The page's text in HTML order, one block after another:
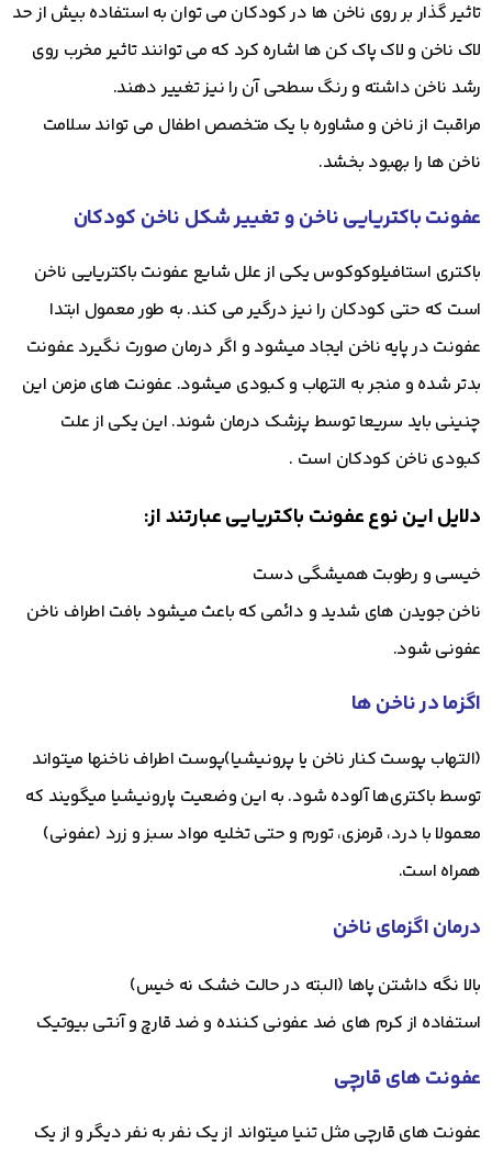
تاثیر گذار بر روی ناخن ها در کودکان می توان به استفاده بیش از حد
لاک ناخن و لاک پاک کن ها اشاره کرد که می توانند تاثیر مخرب روی
رشد ناخن داشته و رنگ سطحی آن را نیز تغییر دهند.
مراقبت از ناخن و مشاوره با یک متخصص اطفال می تواند سلامت
ناخن ها را بهبود بخشد.
عفونت باکتریایی ناخن و تغییر شکل ناخن کودکان
باکتری استافیلوکوکوس یکی از علل شایع عفونت باکتریایی ناخن
است که حتی کودکان را نیز درگیر می کند. به طور معمول ابتدا
عفونت در پایه ناخن ایجاد میشود و اگر درمان صورت نگیرد عفونت
بدتر شده و منجر به التهاب و کبودی میشود. عفونت های مزمن این
چنینی باید سریعا توسط پزشک درمان شوند. این یکی از علت
کبودی ناخن کودکان است .
دلایل این نوع عفونت باکتریایی عبارتند از:
خیسی و رطوبت همیشگی دست
ناخن جویدن های شدید و دائمی که باعث میشود بافت اطراف ناخن
عفونی شود.
اگزما در ناخن ها
(التهاب پوست کنار ناخن یا پرونیشیا)پوست اطراف ناخنها میتواند
توسط باکتری‌ها آلوده شود. به این وضعیت پارونیشیا میگویند که
معمولا با درد، قرمزی، تورم و حتی تخلیه مواد سبز و زرد (عفونی)
همراه است.
درمان اگزمای ناخن
بالا نگه داشتن پاها (البته در حالت خشک نه خیس)
استفاده از کرم های ضد عفونی کننده و ضد قارچ و آنتی بیوتیک
عفونت های قارچی
عفونت های قارچی مثل تنیا میتواند از یک نفر به نفر دیگر و از یک